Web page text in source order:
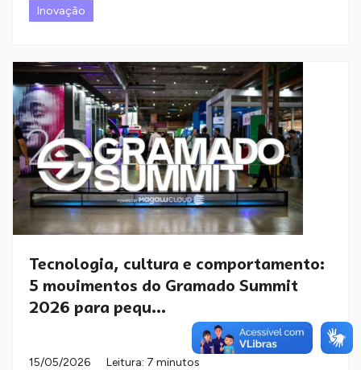
Inovação
Tecnologia, cultura e comportamento:
5 movimentos do Gramado Summit
2026 para pequ...
15/05/2026 Leitura: 7 minutos